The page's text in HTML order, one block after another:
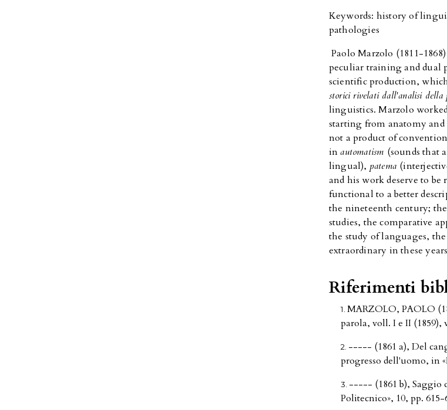
Keywords: history of
pathologies
Paolo Marzolo (1811-
peculiar training and dual
scientific production,
storici rivelati dall'analisi della
linguistics. Marzolo
starting from anatomy
not a product of
inautomatism (sounds that
lingual), patema
and his work deserve to be
functional to a better
the nineteenth century;
studies, the comparative
the study of languages,
extraordinary in these
Riferimenti
MARZOLO, PAOLO
parola, voll. I e II (1859),
----- (1861 a), Del
progresso dell'uomo, in
----- (1861 b), Saggio
Politecnico», 10, pp. 615-